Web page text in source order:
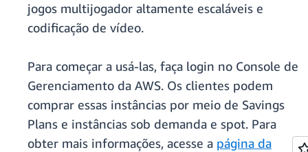
jogos multijogador altamente escaláveis ​​e
codificação de vídeo.
Para começar a usá-las, faça login no Console de
Gerenciamento da AWS. Os clientes podem
comprar essas instâncias por meio de Savings
Plans e instâncias sob demanda e spot. Para
obter mais informações, acesse a página da